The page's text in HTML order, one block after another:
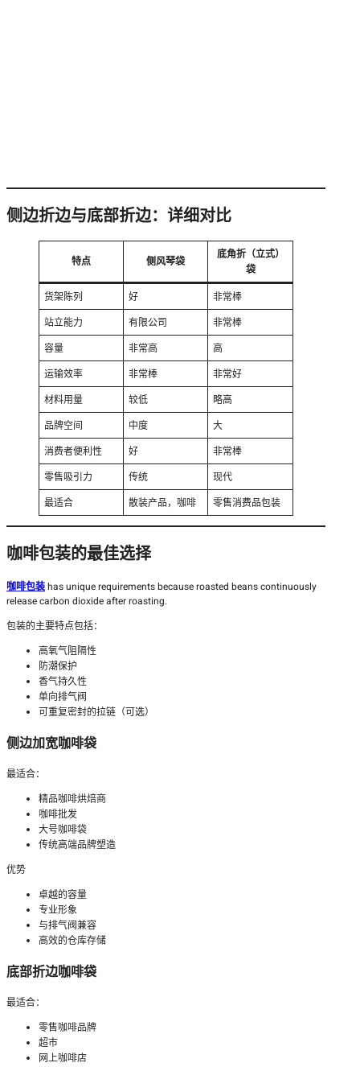
侧边折边与底部折边：详细对比
特点 侧风琴袋
底角折（立式）
袋
货架陈列
好
非常棒
站立能力
有限公司
非常棒
容量
非常高
高
运输效率
非常棒
非常好
材料用量
较低
略高
品牌空间
中度
大
消费者便利性
好
非常棒
零售吸引力
传统
现代
最适合
散装产品，咖啡 零售消费品包装
咖啡包装的最佳选择
咖啡包装has unique requirements because roasted beans continuously
release carbon dioxide after roasting.
包装的主要特点包括：
高氧气阻隔性
防潮保护
香气持久性
单向排气阀
可重复密封的拉链（可选）
侧边加宽咖啡袋
最适合：
精品咖啡烘焙商
咖啡批发
大号咖啡袋
传统高端品牌塑造
优势
卓越的容量
专业形象
与排气阀兼容
高效的仓库存储
底部折边咖啡袋
最适合：
零售咖啡品牌
超市
网上咖啡店